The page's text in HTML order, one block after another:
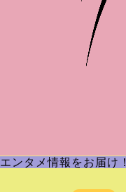
エンタメ情報をお届け！